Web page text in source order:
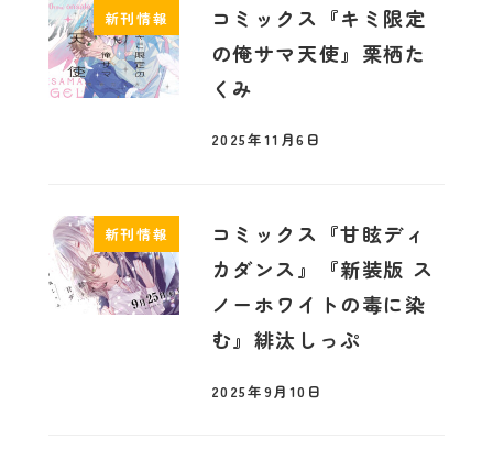
新刊情報
コミックス『キミ限定
の俺サマ天使』栗栖た
くみ
2025年11月6日
新刊情報
コミックス『甘眩ディ
カダンス』『新装版 ス
ノーホワイトの毒に染
む』緋汰しっぷ
2025年9月10日